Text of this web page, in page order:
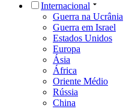
Internacional
Guerra na Ucrânia
Guerra em Israel
Estados Unidos
Europa
Ásia
África
Oriente Médio
Rússia
China